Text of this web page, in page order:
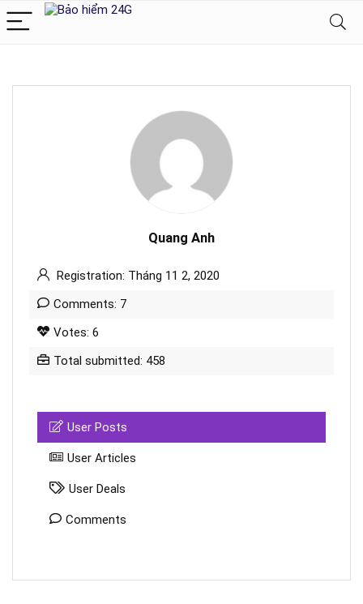
Quang Anh
Registration: Tháng 11 2, 2020
Comments: 7
Votes: 6
Total submitted: 458
User Posts
User Articles
User Deals
Comments